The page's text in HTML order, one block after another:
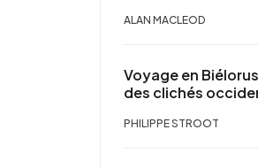
ALAN MACLEOD
Voyage en
des clichés
PHILIPPE STROOT